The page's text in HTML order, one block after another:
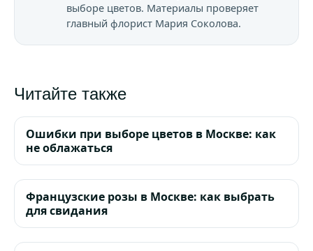
выборе цветов. Материалы проверяет
главный флорист Мария Соколова.
Читайте также
Ошибки при выборе цветов в Москве: как
не облажаться
Французские розы в Москве: как выбрать
для свидания